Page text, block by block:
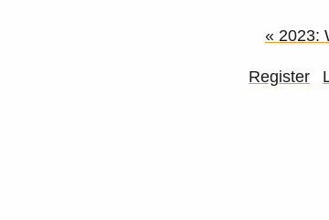
« 2023:
Register